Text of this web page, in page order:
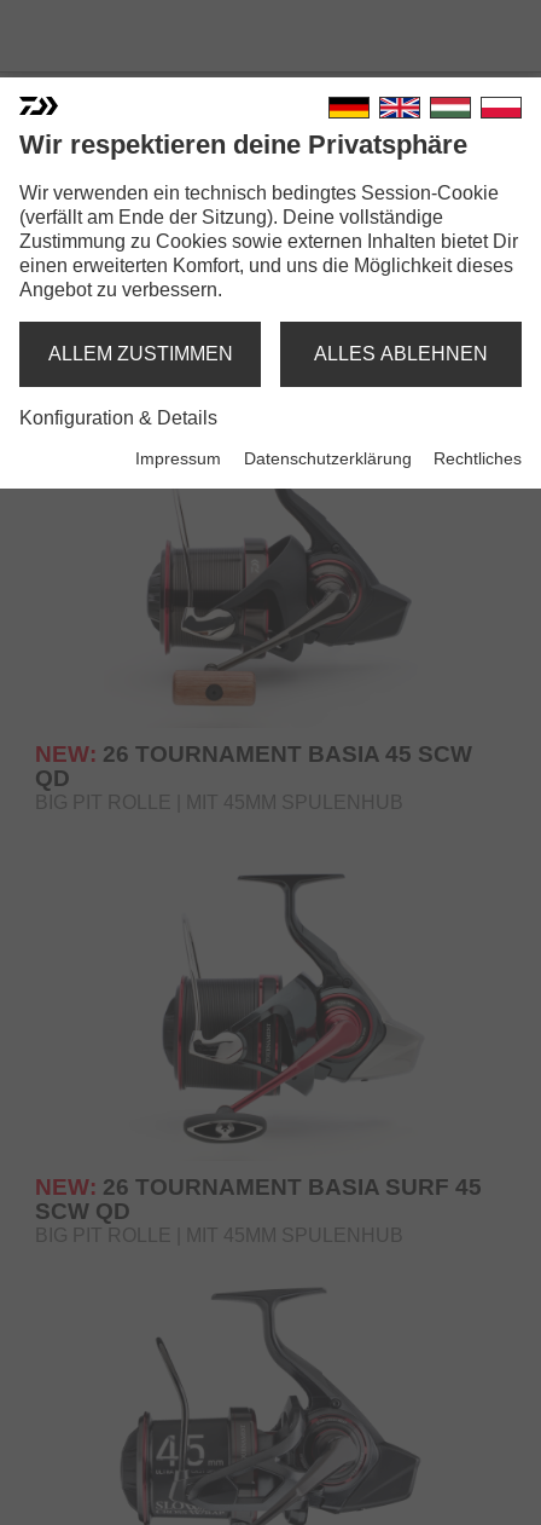
BASIA
Rollen
NEW: 26 TOURNAMENT BASIA 45 SCW
QD
BIG PIT ROLLE | MIT 45MM SPULENHUB
NEW: 26 TOURNAMENT BASIA SURF 45
SCW QD
BIG PIT ROLLE | MIT 45MM SPULENHUB
Wir respektieren deine Privatsphäre
Wir verwenden ein technisch bedingtes Session-Cookie
(verfällt am Ende der Sitzung). Deine vollständige
Zustimmung zu Cookies sowie externen Inhalten bietet Dir
einen erweiterten Komfort, und uns die Möglichkeit dieses
Angebot zu verbessern.
ALLEM ZUSTIMMEN ALLES ABLEHNEN
Konfiguration & Details
Impressum Datenschutzerklärung Rechtliches